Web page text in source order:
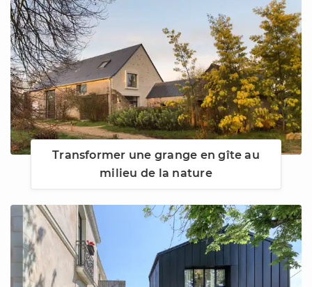
Transformer une grange en gîte au
milieu de la nature